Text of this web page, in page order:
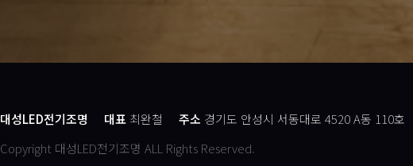
대성LED전기조명 대표 최완철 주소 경기도 안성시 서동대로 4520 A동 110호
Copyright 대성LED전기조명 ALL Rights Reserved.